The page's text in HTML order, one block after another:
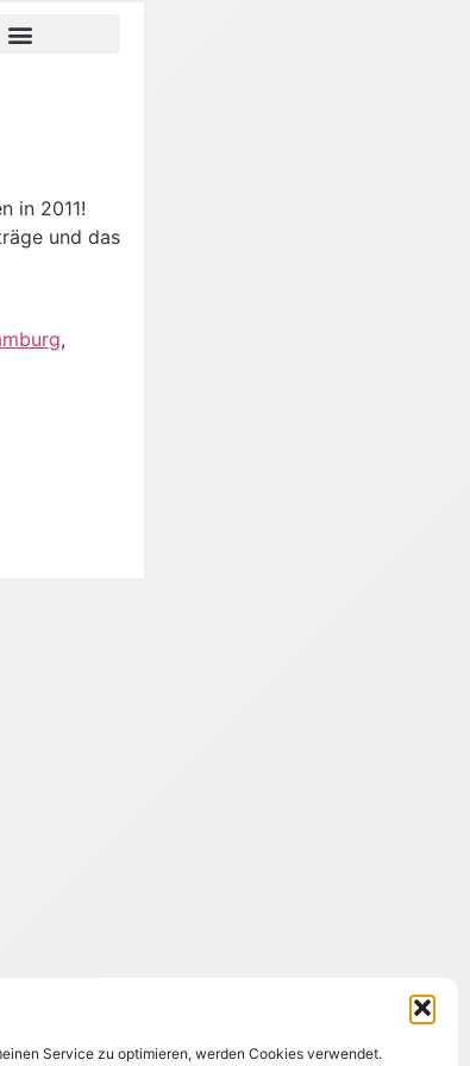
Service zu optimieren, werden Cookies verwendet.
in 2011!
und das
,